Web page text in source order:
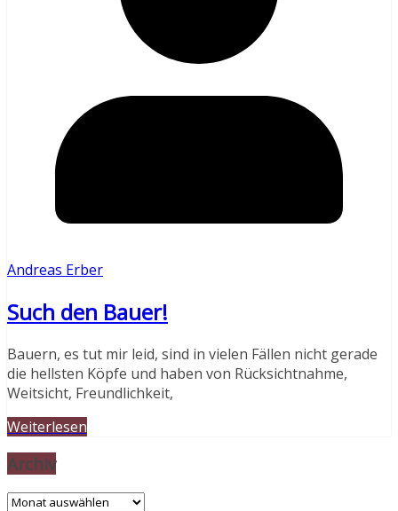
Andreas Erber
Such den Bauer!
Bauern, es tut mir leid, sind in vielen Fällen nicht gerade
die hellsten Köpfe und haben von Rücksichtnahme,
Weitsicht, Freundlichkeit,
Weiterlesen
Archiv
Archiv